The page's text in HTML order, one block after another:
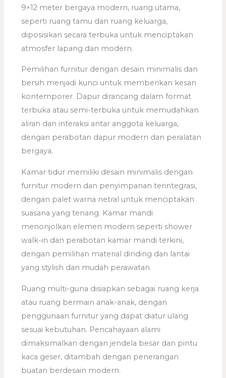
9×12 meter bergaya modern, ruang utama,
seperti ruang tamu dan ruang keluarga,
diposisikan secara terbuka untuk menciptakan
atmosfer lapang dan modern.
Pemilihan furnitur dengan desain minimalis dan
bersih menjadi kunci untuk memberikan kesan
kontemporer. Dapur dirancang dalam format
terbuka atau semi-terbuka untuk memudahkan
aliran dan interaksi antar anggota keluarga,
dengan perabotan dapur modern dan peralatan
bergaya.
Kamar tidur memiliki desain minimalis dengan
furnitur modern dan penyimpanan terintegrasi,
dengan palet warna netral untuk menciptakan
suasana yang tenang. Kamar mandi
menonjolkan elemen modern seperti shower
walk-in dan perabotan kamar mandi terkini,
dengan pemilihan material dinding dan lantai
yang stylish dan mudah perawatan.
Ruang multi-guna disiapkan sebagai ruang kerja
atau ruang bermain anak-anak, dengan
penggunaan furnitur yang dapat diatur ulang
sesuai kebutuhan. Pencahayaan alami
dimaksimalkan dengan jendela besar dan pintu
kaca geser, ditambah dengan penerangan
buatan berdesain modern.